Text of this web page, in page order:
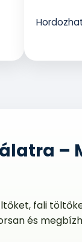
–
fali
és